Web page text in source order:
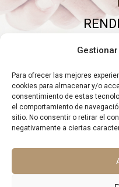
Para ofrecer las mejores
cookies para almacenar y/o
consentimiento de estas
el comportamiento de
sitio. No consentir o retirar el
negativamente a ciertas
Elimine gastos